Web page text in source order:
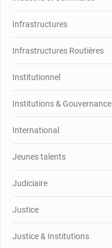
Infrastructures
Infrastructures Routières
Institutionnel
Institutions & Gouvernance
International
Jeunes talents
Judiciaire
Justice
Justice & Institutions